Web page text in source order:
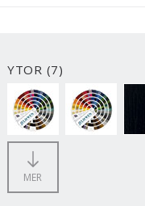
YTOR (7)
MDF/HDF MÅLAT
NÄSTAN
MER